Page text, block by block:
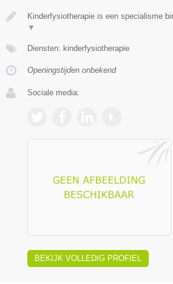
Kinderfysiotherapie is een specialisme
▼
Diensten: kinderfysiotherapie
Openingstijden onbekend
Sociale media:
BEKIJK VOLLEDIG PROFIEL